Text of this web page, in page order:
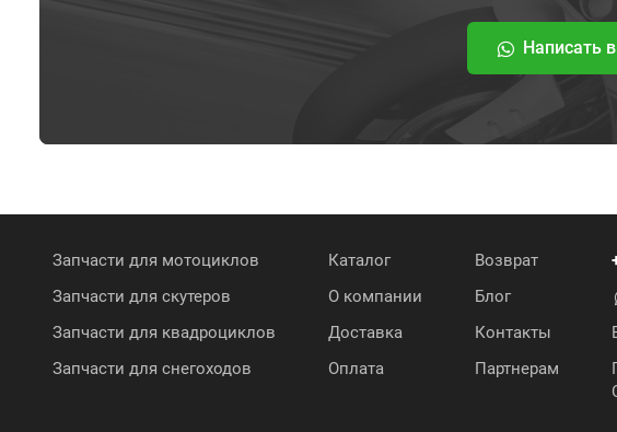
Написать
Запчасти для мотоциклов
Запчасти для скутеров
Запчасти для квадроциклов
Запчасти для снегоходов
Каталог
О компании
Доставка
Оплата
Возврат
Блог
Контакты
Партнерам